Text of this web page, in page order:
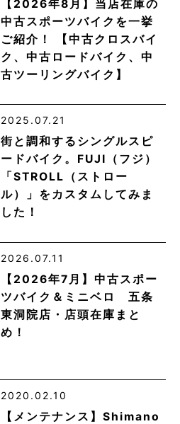
【2026年8月】当店在庫の
中古スポーツバイクを一挙
ご紹介！ 【中古クロスバイ
ク、中古ロードバイク、中
古ツーリングバイク】
2025.07.21
街と調和するシングルスピ
ードバイク。FUJI（フジ）
「STROLL（ストロー
ル）」をカスタムしてみま
した！
2026.07.11
【2026年7月】中古スポー
ツバイク＆ミニベロ 五条
東洞院店・店頭在庫まと
め！
2020.02.10
【メンテナンス】Shimano